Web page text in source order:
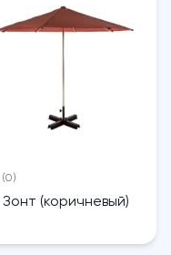
(0)
Зонт (коричневый)